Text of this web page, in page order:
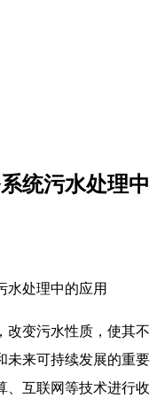
统污水处理中
水处理中的应用
改变污水性质，使其不
未来可持续发展的重要
、互联网等技术进行收